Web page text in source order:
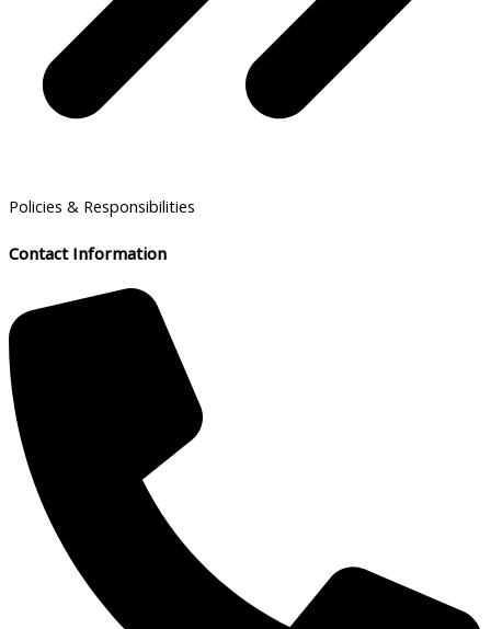
Policies & Responsibilities
Contact Information